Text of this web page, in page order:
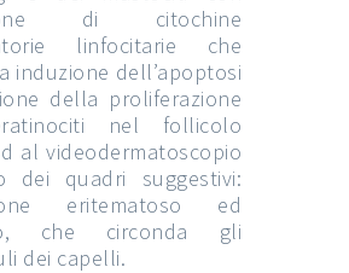
di citochine
linfocitarie che
induzione dell’apoptosi
della proliferazione
nel follicolo
al videodermatoscopio
dei quadri suggestivi:
eritematoso ed
che circonda gli
dei capelli.